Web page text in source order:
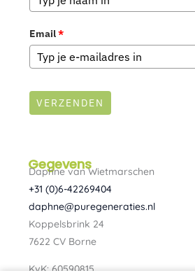
Gegevens
Daphne van Wietmarschen
+31 (0)6-42269404
daphne@puregeneraties.nl
Koppelsbrink 24
7622 CV Borne
KvK: 60590815
Email*
VERZENDEN